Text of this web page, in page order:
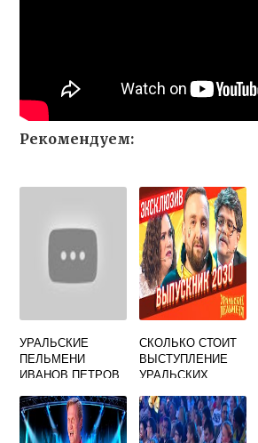
Рекомендуем:
УРАЛЬСКИЕ
ПЕЛЬМЕНИ
ИВАНОВ ПЕТРОВ
СКОЛЬКО СТОИТ
ВЫСТУПЛЕНИЕ
УРАЛЬСКИХ